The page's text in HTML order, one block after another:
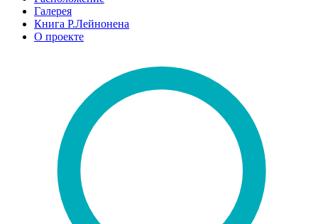
Галерея
Книга Р.Лейнонена
О проекте